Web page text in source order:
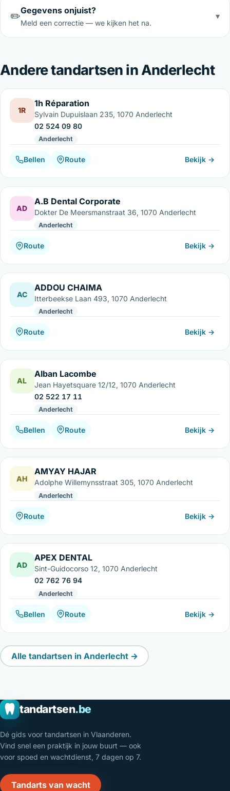
✏️Gegevens onjuist?
Meld een correctie — we kijken het na.
▾
Andere tandartsen in Anderlecht
1R
1h Réparation
Sylvain Dupuislaan 235, 1070 Anderlecht
02 524 09 80
Anderlecht
Bellen Route Bekijk →
AD
A.B Dental Corporate
Dokter De Meersmanstraat 36, 1070 Anderlecht
Anderlecht
Route Bekijk →
AC
ADDOU CHAIMA
Itterbeekse Laan 493, 1070 Anderlecht
Anderlecht
Route Bekijk →
AL
Alban Lacombe
Jean Hayetsquare 12/12, 1070 Anderlecht
02 522 17 11
Anderlecht
Bellen Route Bekijk →
AH
AMYAY HAJAR
Adolphe Willemynsstraat 305, 1070 Anderlecht
Anderlecht
Route Bekijk →
AD
APEX DENTAL
Sint-Guidocorso 12, 1070 Anderlecht
02 762 76 94
Anderlecht
Bellen Route Bekijk →
Alle tandartsen in Anderlecht →
tandartsen.be
Dé gids voor tandartsen in Vlaanderen.
Vind snel een praktijk in jouw buurt — ook
voor spoed en wachtdienst, 7 dagen op 7.
Tandarts van wacht